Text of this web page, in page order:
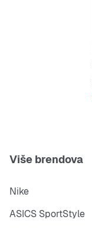
Više brendova
Nike
ASICS SportStyle